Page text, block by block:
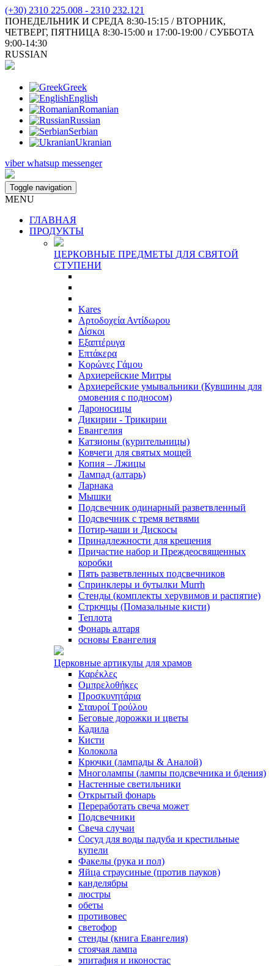
(+30) 2310 225.008 - 2310 232.121
ПОНЕДЕЛЬНИК И СРЕДА 8:30-15:15 / ВТОРНИК,
ЧЕТВЕРГ, ПЯТНИЦА 8:30-15:00 и 17:00-19:00 / СУББОТА
9:00-14:30
RUSSIAN
Greek
English
Romanian
Russian
Serbian
Ukranian
viber whatsup messenger
Toggle navigation
MENU
ГЛАВНАЯ
ПРОДУКТЫ
ЦЕРКОВНЫЕ ПРЕДМЕТЫ ДЛЯ СВЯТОЙ
СТУПЕНИ
Kares
Αρτοδοχεία Αντίδωρου
Δίσκοι
Εξαπτέρυγα
Επτάκερα
Κορώνες Γάμου
Архиерейские Митры
Архиерейские умывальники (Кувшины для
омовения с подносом)
Дароносицы
Дикирии - Трикирии
Евангелия
Катзионы (курительницы)
Ковчеги для святых мощей
Копия – Лжицы
Лампад (алтарь)
Ларнака
Мышки
Подсвечник одинарный разветвленный
Подсвечник с тремя ветвями
Потир-чаши и Дискосы
Принадлежности для крещения
Причастие набор и Преждеосвященных
коробки
Пять разветвленных подсвечников
Спринклеры и бутылки Murrh
Стенды (комплекты херувимов и распятие)
Стрючцы (Помазальные кисти)
Теплота
Фонарь алтаря
основы Евангелия
Церковные артикулы для храмов
Καρέκλες
Ομπρελοθήκες
Προσκυνητάρια
Σταυροί Τρούλου
Беговые дорожки и цветы
Кадила
Кисти
Колокола
Крючки (лампады & Аналой)
Многолампы (лампы подсвечника и бдения)
Настенные светильники
Открытый фонарь
Переработать свеча может
Подсвечники
Свеча случаи
Сосуд для воды падуба и крестильные
купели
Факелы (рука и пол)
Яйца страусиные (против пауков)
канделябры
люстры
обеты
противовес
светофор
стенды (книга Евангелия)
стоячая лампа
эпитафия и иконостас